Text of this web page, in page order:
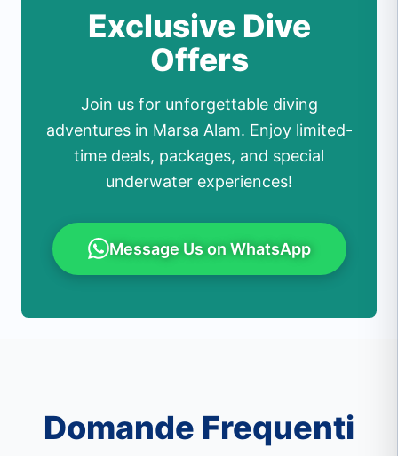
Exclusive Dive
Offers
Join us for unforgettable diving
adventures in Marsa Alam. Enjoy limited-
time deals, packages, and special
underwater experiences!
Message Us on WhatsApp
Domande Frequenti